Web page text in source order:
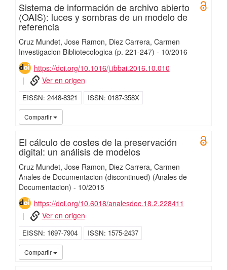
Sistema de información de archivo abierto
(OAIS): luces y sombras de un modelo de
referencia
Cruz Mundet, Jose Ramon Diez Carrera, Carmen
Investigacion Bibliotecologica (p. 221-247) - 10/2016
https://doi.org/10.1016/j.ibbai.2016.10.010
Ver en origen
EISSN 2448-8321 ISSN 0187-358X
Compartir
El cálculo de costes de la preservación
digital: un análisis de modelos
Cruz Mundet, Jose Ramon Diez Carrera, Carmen
Anales de Documentacion (discontinued) (Anales de
Documentacion) - 10/2015
https://doi.org/10.6018/analesdoc.18.2.228411
Ver en origen
EISSN 1697-7904 ISSN 1575-2437
Compartir